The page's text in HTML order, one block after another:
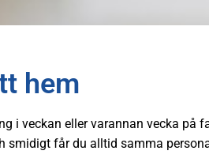
hem
i veckan eller varannan vecka på
smidigt får du alltid samma